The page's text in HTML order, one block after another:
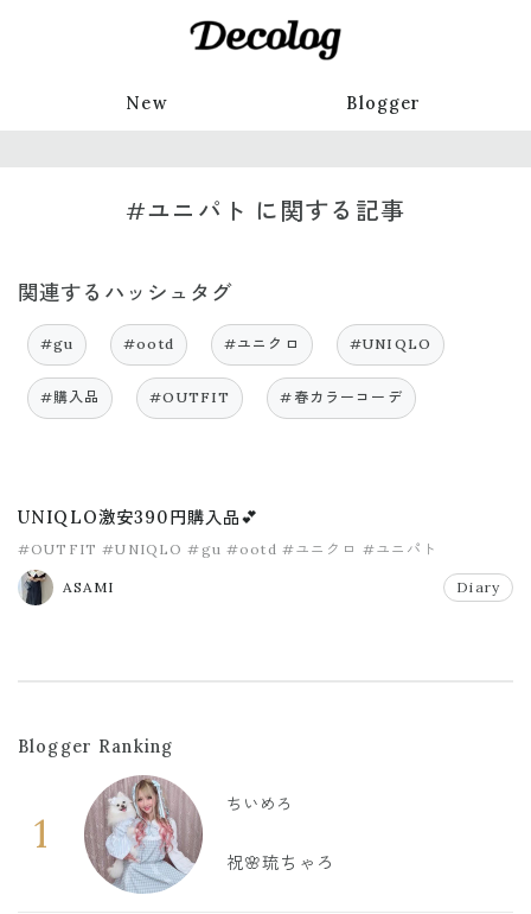
New Blogger
#ユニパト に関する記事
関連するハッシュタグ
#gu #ootd #ユニクロ #UNIQLO
#購入品 #OUTFIT #春カラーコーデ
UNIQLO激安390円購入品💕
#OUTFIT #UNIQLO #gu #ootd #ユニクロ #ユニパト
ASAMI Diary
Blogger Ranking
1
ちいめろ
祝🌸琉ちゃろ